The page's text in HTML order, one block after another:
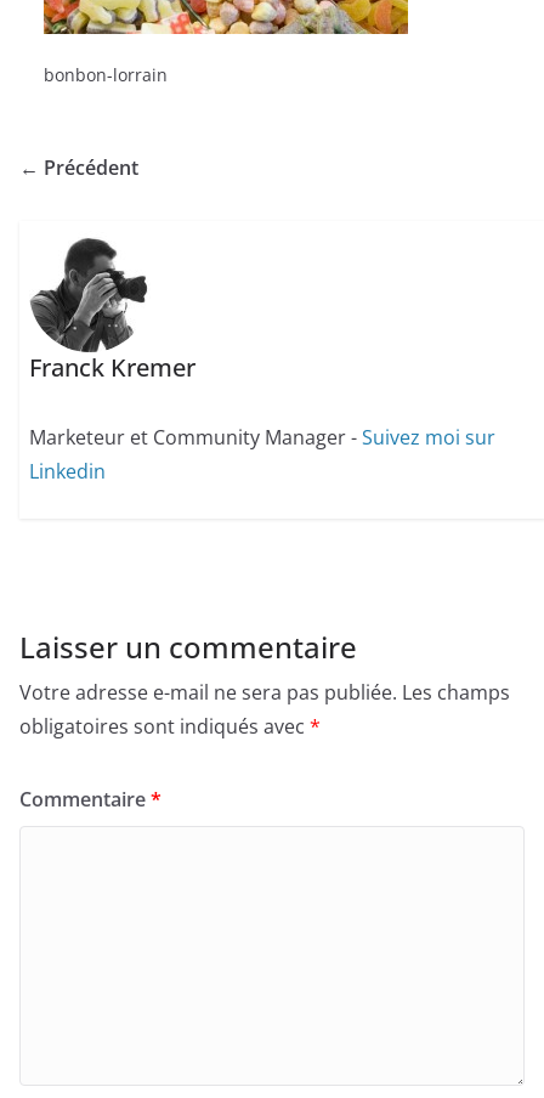
bonbon-lorrain
← Précédent
Franck Kremer
Marketeur et Community Manager -Suivez moi sur
Linkedin
Laisser un commentaire
Votre adresse e-mail ne sera pas publiée. Les champs
obligatoires sont indiqués avec *
Commentaire*